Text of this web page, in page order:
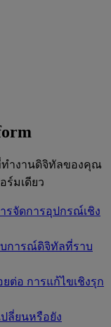
ทำงานดิจิทัลของคุณ
ร์มเดียว
รจัดการอุปกรณ์เชิง
การณ์ดิจิทัลที่ราบ
ยต่อ การแก้ไขเชิงรุก
ลี่ยนหรือยัง